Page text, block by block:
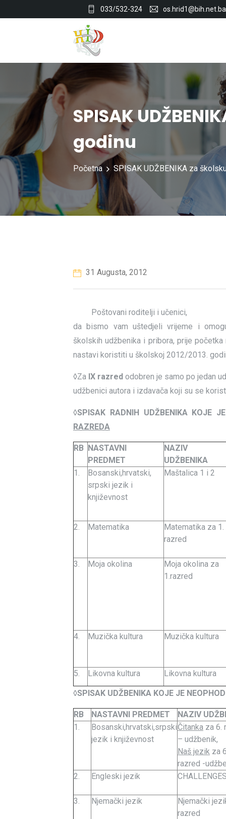
033/532-324 os.hrid1@bih.net.ba
SPISAK
godinu
Početna SPISAK UDŽBENIKA za
31 Augusta, 2012
Poštovani roditelji i učenici,
da bismo vam uštedjeli vrijeme i
školskih udžbenika i pribora, prije
nastavi koristiti u školskoj 2012/2013.
◊Za IX razred odobren je samo po jedan
udžbenici autora i izdavača koji su se
◊SPISAK RADNIH UDŽBENIKA KOJE
RAZREDA
RB NASTAVNI
PREDMET
NAZIV
UDŽBENIKA
1.
Bosanski,hrvatski,
srpski jezik i
književnost
Maštalica 1 i 2
2. Matematika
Matematika za 1.
razred
3. Moja okolina
Moja okolina za
1.razred
4. Muzička kultura Muzička kultura
5. Likovna kultura Likovna kultura
◊SPISAK UDŽBENIKA KOJE JE
RB NASTAVNI PREDMET
NAZIV
1.
Bosanski,hrvatski,srpski
jezik i književnost
Čitanka za 6.
– udžbenik,
Naš jezik za
razred -
2.
Engleski jezik
3. Njemački jezik
Njemački
razred